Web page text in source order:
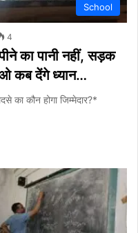
School
4
का पानी नहीं, सड़क
कब देंगे ध्यान…
का कौन होगा जिम्मेदार?*